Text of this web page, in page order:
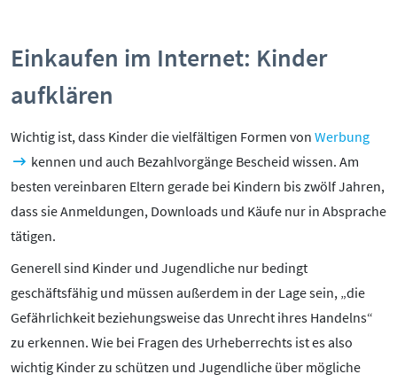
Einkaufen im Internet: Kinder
aufklären
Wichtig ist, dass Kinder die vielfältigen Formen von Werbung
kennen und auch Bezahlvorgänge Bescheid wissen. Am
besten vereinbaren Eltern gerade bei Kindern bis zwölf Jahren,
dass sie Anmeldungen, Downloads und Käufe nur in Absprache
tätigen.
Generell sind Kinder und Jugendliche nur bedingt
geschäftsfähig und müssen außerdem in der Lage sein, „die
Gefährlichkeit beziehungsweise das Unrecht ihres Handelns“
zu erkennen. Wie bei Fragen des Urheberrechts ist es also
wichtig Kinder zu schützen und Jugendliche über mögliche
Snapchat
TikTok
YouTube
RUBRIKEN:
Tipps & Regeln